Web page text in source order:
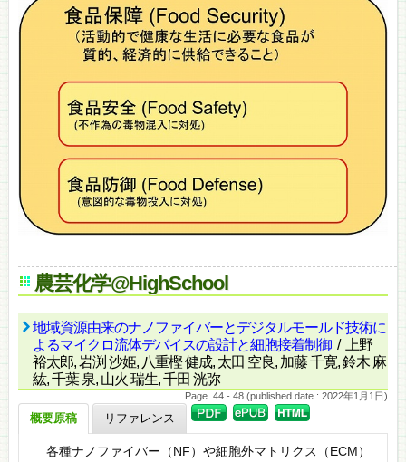
農芸化学@HighSchool
地域資源由来のナノファイバーとデジタルモールド技術に
よるマイクロ流体デバイスの設計と細胞接着制御 / 上野
裕太郎, 岩渕 沙姫, 八重樫 健成, 太田 空良, 加藤 千寛, 鈴木 麻
紘, 千葉 泉, 山火 瑞生, 千田 洸弥
Page. 44 - 48 (published date : 2022年1月1日)
概要原稿 リファレンス
各種ナノファイバー（NF）や細胞外マトリクス（ECM）